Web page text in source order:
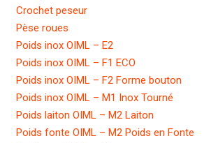
Crochet peseur
Pèse roues
Poids inox OIML – E2
Poids inox OIML – F1 ECO
Poids inox OIML – F2 Forme bouton
Poids inox OIML – M1 Inox Tourné
Poids laiton OIML – M2 Laiton
Poids fonte OIML – M2 Poids en Fonte